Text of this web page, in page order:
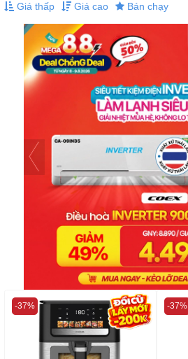
Giá thấp Giá cao Bán chạy
-37% -37%